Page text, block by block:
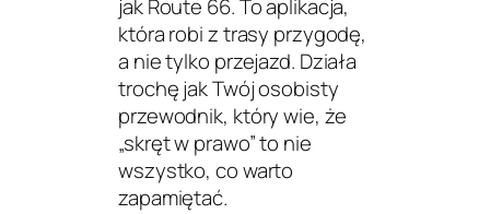
jak Route 66. To aplikacja,
która robi z trasy przygodę,
a nie tylko przejazd. Działa
trochę jak Twój osobisty
przewodnik, który wie, że
„skręt w prawo” to nie
wszystko, co warto
zapamiętać.